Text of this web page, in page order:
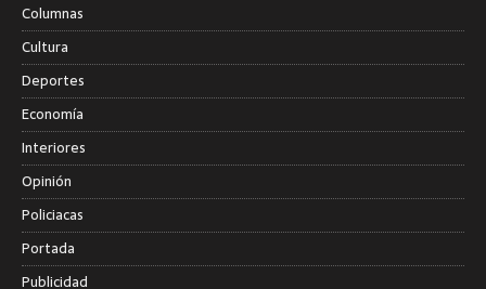
Columnas
Cultura
Deportes
Economía
Interiores
Opinión
Policiacas
Portada
Publicidad